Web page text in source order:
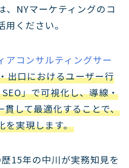
、NYマーケティングのコ
ください。
アコンサルティングサー
出口におけるユーザー行
」で可視化し、導線・
貫して最適化することで、
を実現します。
歴15年の中川が実務知見を